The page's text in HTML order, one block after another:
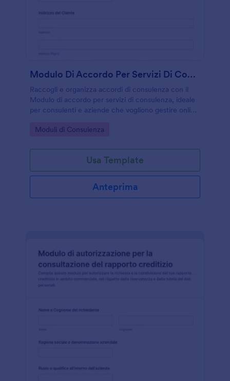
Modulo Di Accordo Per Servizi Di Consulenza
Raccogli e organizza accordi di consulenza con il
Modulo di accordo per servizi di consulenza, ideale
per consulenti e aziende che vogliono gestire online
coerente.
Go to Category:
Moduli di Consulenza
Usa Template
Anteprima